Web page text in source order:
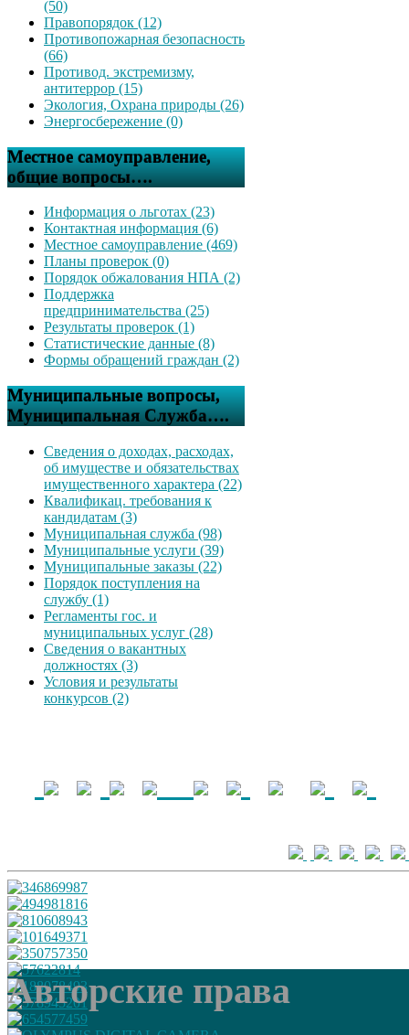
(50)
Правопорядок (12)
Противопожарная безопасность
(66)
Противод. экстремизму,
антитеррор (15)
Экология, Охрана природы (26)
Энергосбережение (0)
Местное самоуправление,
общие вопросы….
Информация о льготах (23)
Контактная информация (6)
Местное самоуправление (469)
Планы проверок (0)
Порядок обжалования НПА (2)
Поддержка
предпринимательства (25)
Результаты проверок (1)
Статистические данные (8)
Формы обращений граждан (2)
Муниципальные вопросы,
Муниципальная Служба….
Сведения о доходах, расходах,
об имуществе и обязательствах
имущественного характера (22)
Квалификац. требования к
кандидатам (3)
Муниципальная служба (98)
Муниципальные услуги (39)
Муниципальные заказы (22)
Порядок поступления на
службу (1)
Регламенты гос. и
муниципальных услуг (28)
Сведения о вакантных
должностях (3)
Условия и результаты
конкурсов (2)
Авторские права